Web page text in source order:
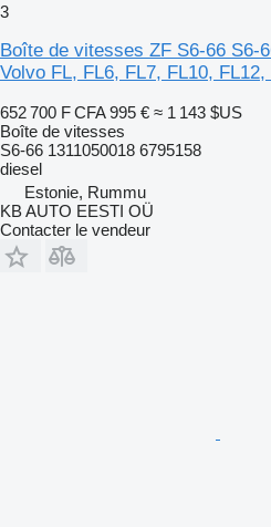
3
Boîte de vitesses ZF S6-66 S6-
Volvo FL, FL6, FL7, FL10,
652 700 F CFA 995 € ≈ 1 143 $US
Boîte de vitesses
S6-66 1311050018 6795158
diesel
Estonie, Rummu
KB AUTO EESTI OÜ
Contacter le vendeur